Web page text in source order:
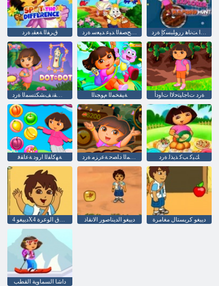
ﻕﺮﻔﻟﺍ ﺔﻌﻘﺑ ﺓﺭﺩ ﻕﺮﻔﻟﺍ ﺔﻌﻘﺑ ﺢﺼﻔﻟﺍ ﺪﻴﻋ ﺪﻴﻌﺳ ﺓﺭﺩ ﺱﺎﻤﻟﺍ ﺖﻧﺎﻫ ﺭﺭﻮﻠﺒﺴﻛﺇ ﺓﺭﺩ
ﺔﻄﻘﻧ ﻰﻟﺇ ﺔﻄﻘﻧ ﻒﺸﻜﺘﺴﻤﻟﺍ ﺓﺭﺩ ﺔﻴﻔﺨﻤﻟﺍ ﻡﻮﺠﻨﻟﺍ ﺓﺭﺩ ﺕﺎﺟﺎﻴﺘﺣﻻ ﺍ ﺕﺍﻭﺩﺃ
ﺔﻬﻛﺎﻔﻟﺍ ﺍﺭﻭﺩ ﺔﻋﺎﻘﻓ ﻢﺳﻮﻤﻟﺍ ﺩﺎﺼﺣ ﺔﻋﺭﺰﻣ ﺓﺭﺩ ﻚﻴﻛ ﺐﻛ ﺬﻳﺬﻟ ﺓﺭﺩ
دييغو 4X4 على الطرق الوعرة دييغو الديناصور الانقاذ دييغو كريستال مغامرة
داشا السماوية القطب